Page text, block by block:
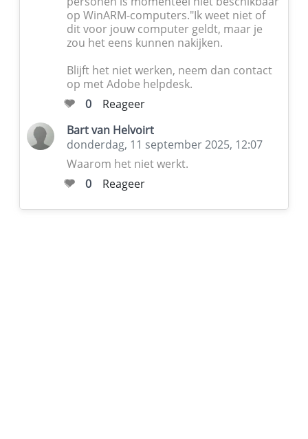
op WinARM-computers."Ik weet niet of
dit voor jouw computer geldt, maar je
zou het eens kunnen nakijken.
Blijft het niet werken, neem dan contact
op met Adobe helpdesk.
0
Reageer
Bart van Helvoirt
donderdag, 11 september 2025, 12:07
Waarom het niet werkt.
0
Reageer